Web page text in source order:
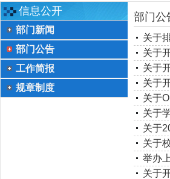
技术中心
信息公开
部门新闻
部门公告
工作简报
规章制度
部门公
关于
关于
关于
关于
关于
关于
关于
关于
举办
关于